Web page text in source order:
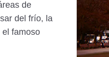
de
del frío, la
el famoso